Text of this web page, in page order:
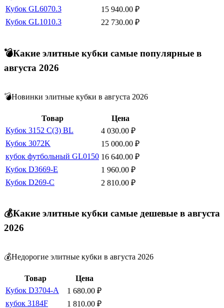
Кубок GL6070.3
15 940.00 ₽
Кубок GL1010.3
22 730.00 ₽
💣Какие элитные кубки самые популярные в
августа 2026
💣Новинки элитные кубки в августа 2026
Товар
Цена
Кубок 3152 C(3) BL
4 030.00 ₽
Кубок 3072K
15 000.00 ₽
кубок футбольный GL0150 16 640.00 ₽
Кубок D3669-E
1 960.00 ₽
Кубок D269-C
2 810.00 ₽
💰Какие элитные кубки самые дешевые в августа
2026
💰Недорогие элитные кубки в августа 2026
Товар
Цена
Кубок D3704-A
1 680.00 ₽
кубок 3184F
1 810.00 ₽